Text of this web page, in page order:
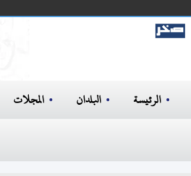
الرئيسة البلدان المجلات